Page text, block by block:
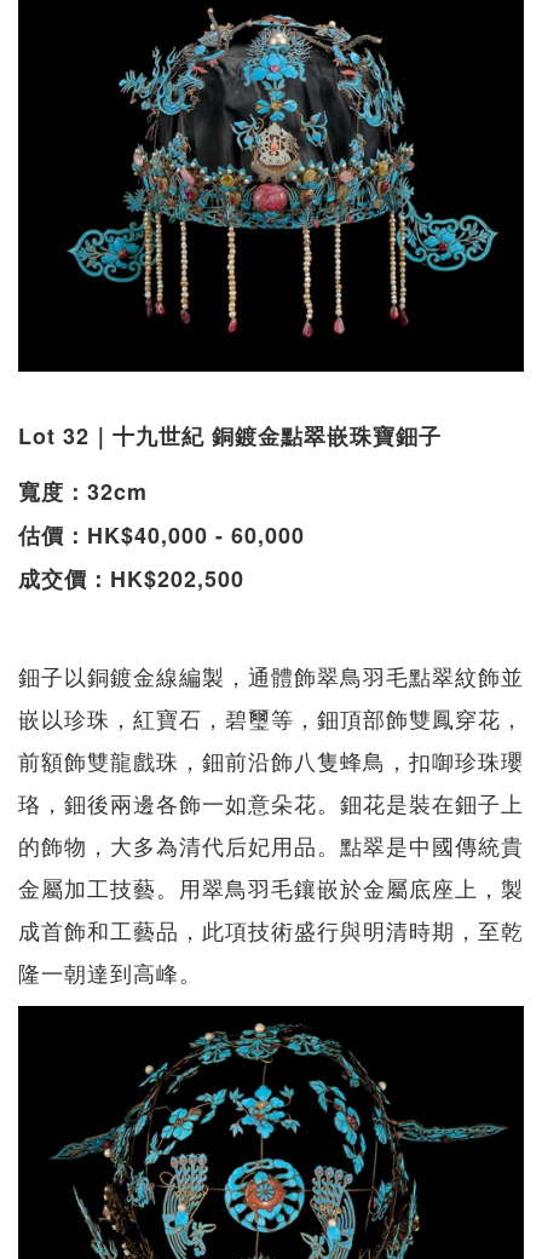
Lot 32｜十九世紀 銅鍍金點翠嵌珠寶鈿子
寬度：32cm
估價：HK$40,000 - 60,000
成交價：HK$202,500
鈿子以銅鍍金線編製，通體飾翠鳥羽毛點翠紋飾並
嵌以珍珠，紅寶石，碧璽等，鈿頂部飾雙鳳穿花，
前額飾雙龍戲珠，鈿前沿飾八隻蜂鳥，扣啣珍珠瓔
珞，鈿後兩邊各飾一如意朵花。鈿花是裝在鈿子上
的飾物，大多為清代后妃用品。點翠是中國傳統貴
金屬加工技藝。用翠鳥羽毛鑲嵌於金屬底座上，製
成首飾和工藝品，此項技術盛行與明清時期，至乾
隆一朝達到高峰。